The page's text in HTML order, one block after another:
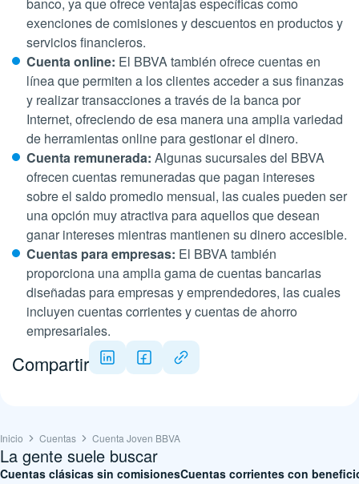
exenciones de comisiones y descuentos en productos y
servicios financieros.
Cuenta online: El BBVA también ofrece cuentas en
línea que permiten a los clientes acceder a sus finanzas
y realizar transacciones a través de la banca por
Internet, ofreciendo de esa manera una amplia variedad
de herramientas online para gestionar el dinero.
Cuenta remunerada: Algunas sucursales del BBVA
ofrecen cuentas remuneradas que pagan intereses
sobre el saldo promedio mensual, las cuales pueden ser
una opción muy atractiva para aquellos que desean
ganar intereses mientras mantienen su dinero accesible.
Cuentas para empresas: El BBVA también
proporciona una amplia gama de cuentas bancarias
diseñadas para empresas y emprendedores, las cuales
incluyen cuentas corrientes y cuentas de ahorro
empresariales.
Compartir
Inicio Cuentas Cuenta Joven BBVA
La gente suele buscar
Cuentas clásicas sin comisionesCuentas corrientes con